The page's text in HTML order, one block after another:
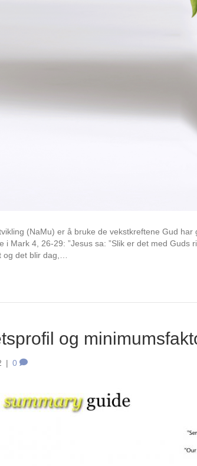
(NaMu) er å bruke de vekstkreftene Gud
i Mark 4, 26-29: ”Jesus sa: ”Slik er det med
og det blir dag,…
og
| 0